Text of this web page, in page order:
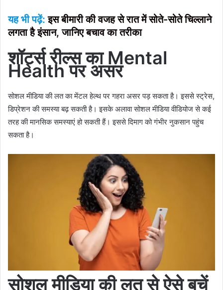
यह भी पढ़ें:इस बीमारी की वजह से रात में सोते-सोते चिल्लाने
लगता है इंसान, जानिए बचाव का तरीका
शॉर्ट्स रील्स का Mental
Healthपर असर
सोशल मीडिया की लत का मेंटल हेल्थ पर गहरा असर पड़ सकता है। इससे स्ट्रेस,
डिप्रेशन की समस्या बढ़ सकती है। इसके अलावा सोशल मीडिया वीडियोज से कई
तरह की मानसिक समस्याएं हो सकती हैं। इससे दिमाग को गंभीर नुकसान पहुंच
सकता है।
सोशल मीडिया की लत से ऐसे बचें